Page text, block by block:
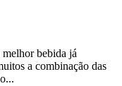
bebida já
a combinação das